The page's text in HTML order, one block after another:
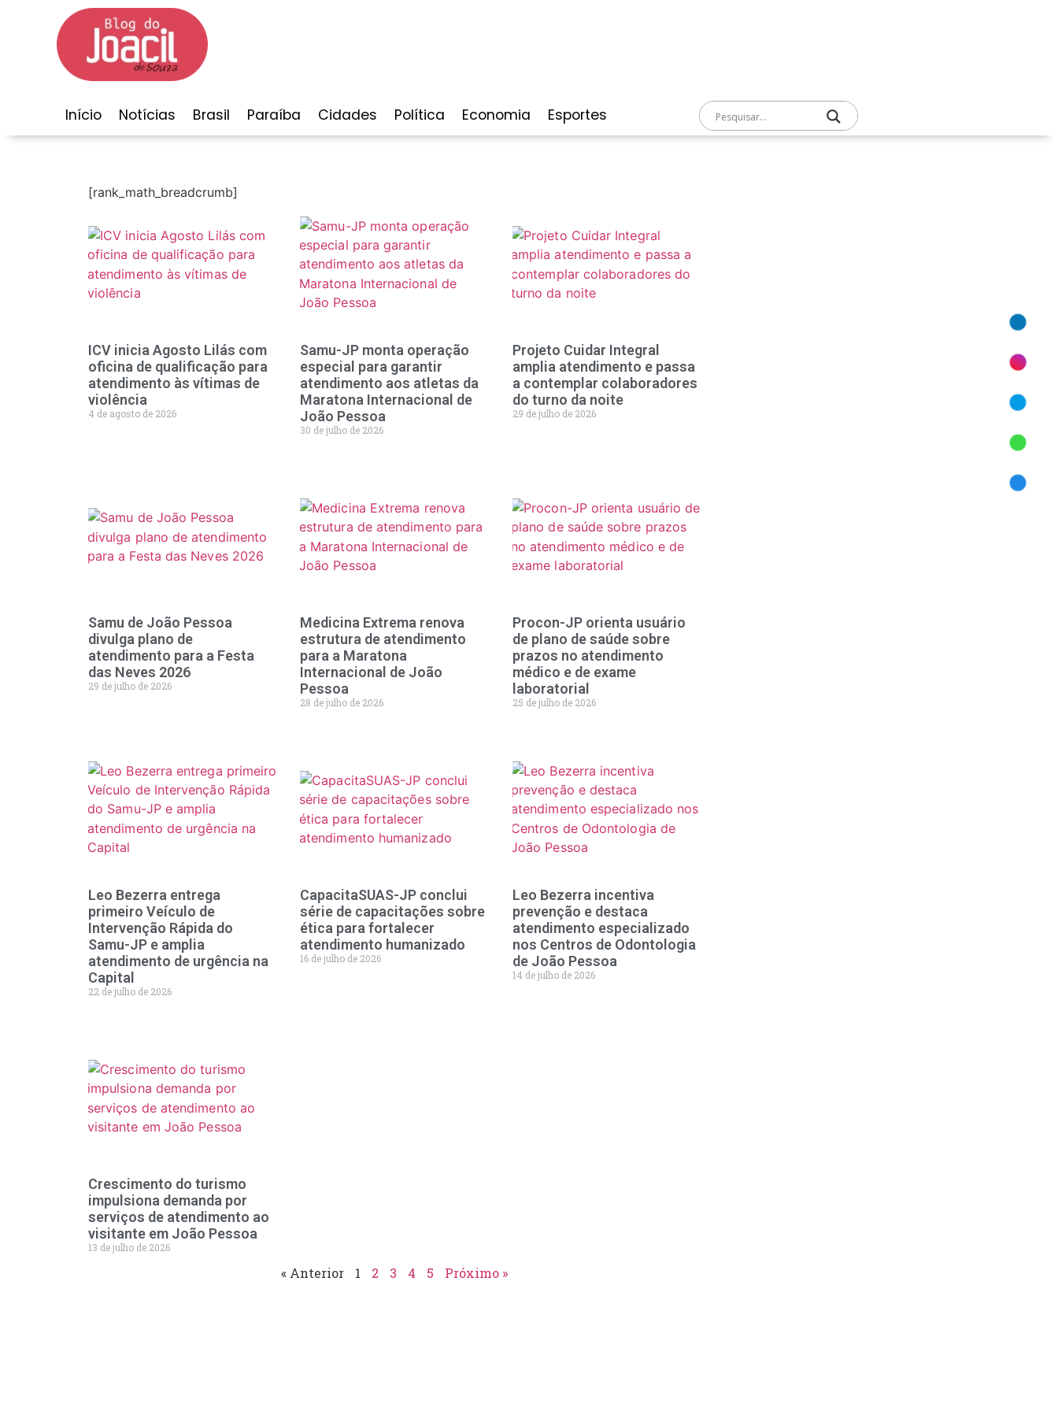
Início Notícias Brasil Paraíba Cidades Política Economia Esportes
[rank_math_breadcrumb]
ICV inicia Agosto Lilás com
oficina de qualificação para
atendimento às vítimas de
violência
4 de agosto de 2026
Samu-JP monta operação
especial para garantir
atendimento aos atletas da
Maratona Internacional de
João Pessoa
30 de julho de 2026
Projeto Cuidar Integral
amplia atendimento e passa
a contemplar colaboradores
do turno da noite
29 de julho de 2026
Samu de João Pessoa
divulga plano de
atendimento para a Festa
das Neves 2026
29 de julho de 2026
Medicina Extrema renova
estrutura de atendimento
para a Maratona
Internacional de João
Pessoa
28 de julho de 2026
Procon-JP orienta usuário
de plano de saúde sobre
prazos no atendimento
médico e de exame
laboratorial
25 de julho de 2026
Leo Bezerra entrega
primeiro Veículo de
Intervenção Rápida do
Samu-JP e amplia
atendimento de urgência na
Capital
22 de julho de 2026
CapacitaSUAS-JP conclui
série de capacitações sobre
ética para fortalecer
atendimento humanizado
16 de julho de 2026
Leo Bezerra incentiva
prevenção e destaca
atendimento especializado
nos Centros de Odontologia
de João Pessoa
14 de julho de 2026
Crescimento do turismo
impulsiona demanda por
serviços de atendimento ao
visitante em João Pessoa
13 de julho de 2026
« Anterior 1 2 3 4 5 Próximo »